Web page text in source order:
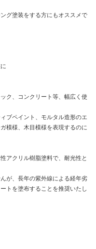
グ塗装をする方にもオススメで
ク、コンクリート等、幅広く使
ブペイント、モルタル造形のエ
模様、木目模様を表現するのに
アクリル樹脂塗料で、耐光性と
が、長年の紫外線による経年劣
トを塗布することを推奨いたし